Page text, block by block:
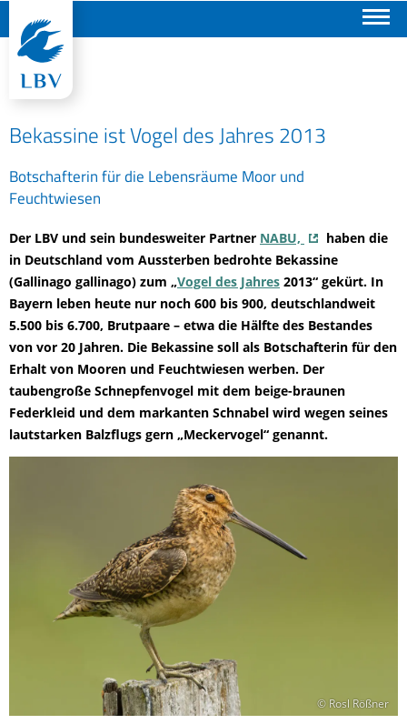
Bekassine ist Vogel des Jahres 2013
Botschafterin für die Lebensräume Moor und
Feuchtwiesen
Der LBV und sein bundesweiter Partner NABU,
haben die
in Deutschland vom Aussterben bedrohte Bekassine
(Gallinago gallinago) zum „Vogel des Jahres 2013“ gekürt. In
Bayern leben heute nur noch 600 bis 900, deutschlandweit
5.500 bis 6.700, Brutpaare – etwa die Hälfte des Bestandes
von vor 20 Jahren. Die Bekassine soll als Botschafterin für den
Erhalt von Mooren und Feuchtwiesen werben. Der
taubengroße Schnepfenvogel mit dem beige-braunen
Federkleid und dem markanten Schnabel wird wegen seines
lautstarken Balzflugs gern „Meckervogel“ genannt.
© Rosl Rößner